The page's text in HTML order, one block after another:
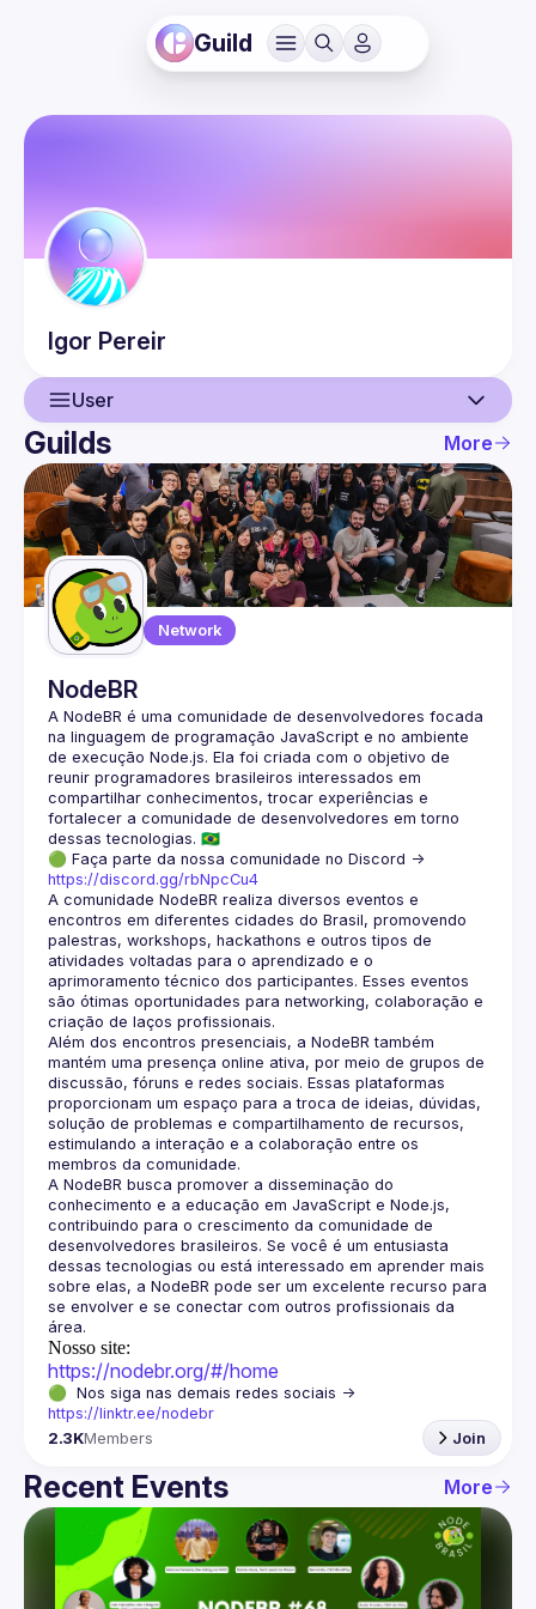
Guild
Igor Pereir
User
User
Events
Guilds
Guilds More
Network
NodeBR
A NodeBR é uma comunidade de desenvolvedores focada
na linguagem de programação JavaScript e no ambiente
de execução Node.js. Ela foi criada com o objetivo de
reunir programadores brasileiros interessados em
compartilhar conhecimentos, trocar experiências e
fortalecer a comunidade de desenvolvedores em torno
🟢 Faça parte da nossa comunidade no Discord ->
https://discord.gg/rbNpcCu4
A comunidade NodeBR realiza diversos eventos e
encontros em diferentes cidades do Brasil, promovendo
palestras, workshops, hackathons e outros tipos de
atividades voltadas para o aprendizado e o
aprimoramento técnico dos participantes. Esses eventos
são ótimas oportunidades para networking, colaboração e
Além dos encontros presenciais, a NodeBR também
mantém uma presença online ativa, por meio de grupos de
discussão, fóruns e redes sociais. Essas plataformas
proporcionam um espaço para a troca de ideias, dúvidas,
solução de problemas e compartilhamento de recursos,
estimulando a interação e a colaboração entre os
A NodeBR busca promover a disseminação do
conhecimento e a educação em JavaScript e Node.js,
contribuindo para o crescimento da comunidade de
desenvolvedores brasileiros. Se você é um entusiasta
dessas tecnologias ou está interessado em aprender mais
sobre elas, a NodeBR pode ser um excelente recurso para
se envolver e se conectar com outros profissionais da
Nosso site:
https://nodebr.org/#/home
https://linktr.ee/nodebr
2.3KMembers Join
Recent Events More